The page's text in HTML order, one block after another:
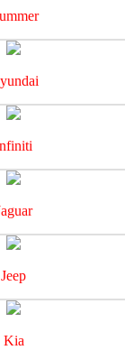
Jeep
Kia